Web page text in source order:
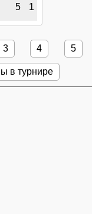
5 1
3 4 5
в турнире